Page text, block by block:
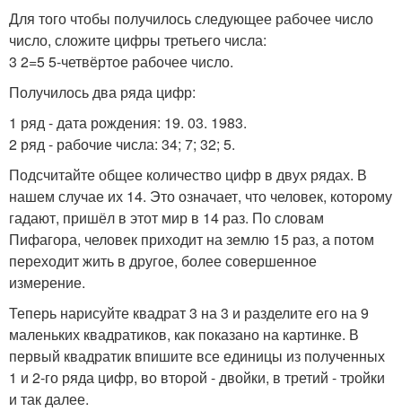
Для того чтобы получилось следующее рабочее число
число, сложите цифры третьего числа:
3 2=5 5-четвёртое рабочее число.
Получилось два ряда цифр:
1 ряд - дата рождения: 19. 03. 1983.
2 ряд - рабочие числа: 34; 7; 32; 5.
Подсчитайте общее количество цифр в двух рядах. В
нашем случае их 14. Это означает, что человек, которому
гадают, пришёл в этот мир в 14 раз. По словам
Пифагора, человек приходит на землю 15 раз, а потом
переходит жить в другое, более совершенное
измерение.
Теперь нарисуйте квадрат 3 на 3 и разделите его на 9
маленьких квадратиков, как показано на картинке. В
первый квадратик впишите все единицы из полученных
1 и 2-го ряда цифр, во второй - двойки, в третий - тройки
и так далее.